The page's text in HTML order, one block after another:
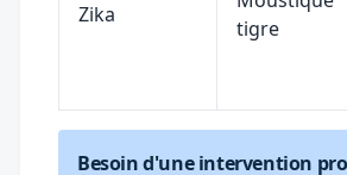
Zika
tigre
Besoin d'une intervention